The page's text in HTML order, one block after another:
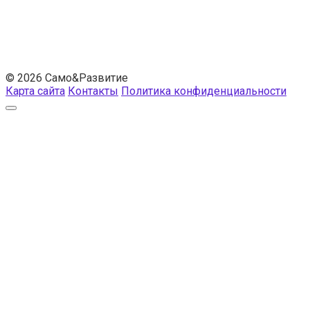
© 2026 Само&Развитие
Карта сайта Контакты Политика конфиденциальности